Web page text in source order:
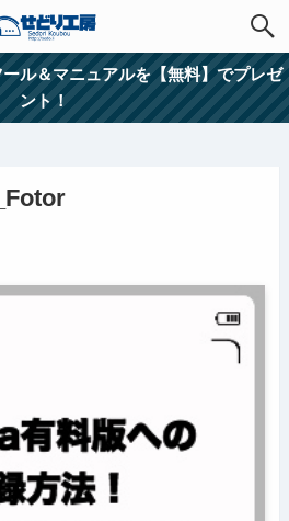
ル＆マニュアルを【無料】でプレゼ
ント！